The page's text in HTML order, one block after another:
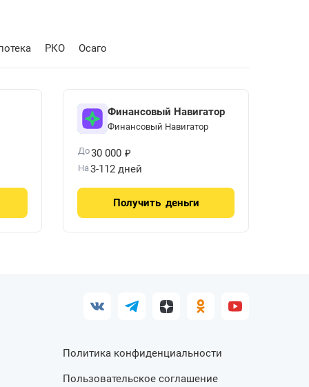
РКО Осаго
Финансовый Навигатор
Финансовый Навигатор
До30 000 ₽
На3-112 дней
Получить деньги
Политика конфиденциальности
Пользовательское соглашение